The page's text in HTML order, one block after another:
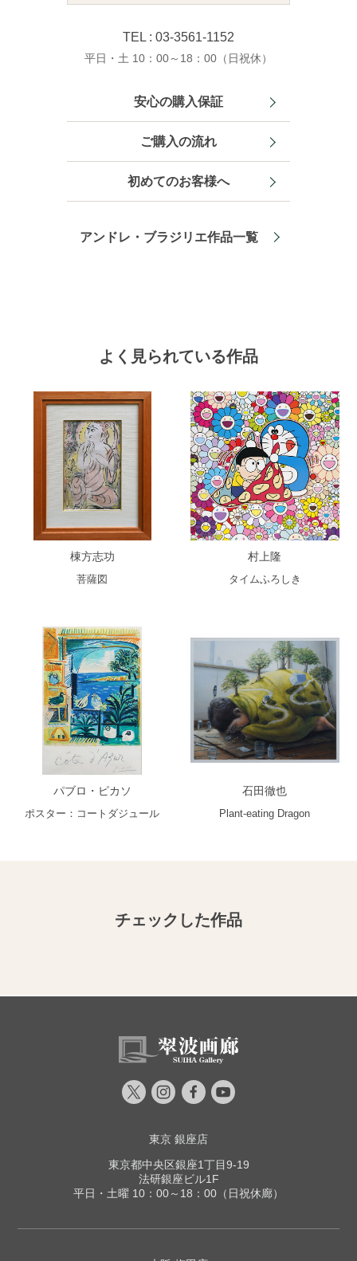
TEL : 03-3561-1152
平日・土 10：00～18：00（日祝休）
安心の購入保証
ご購入の流れ
初めてのお客様へ
アンドレ・ブラジリエ作品一覧
よく見られている作品
棟方志功
菩薩図
村上隆
タイムふろしき
パブロ・ピカソ
ポスター：コートダジュール
石田徹也
Plant-eating Dragon
チェックした作品
東京 銀座店
東京都中央区銀座1丁目9-19
法研銀座ビル1F
平日・土曜 10：00～18：00（日祝休廊）